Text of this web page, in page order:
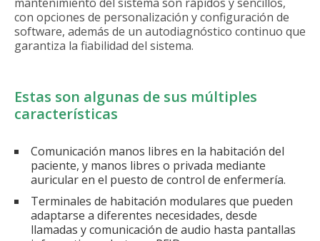
con opciones de personalización y configuración de
software, además de un autodiagnóstico continuo que
garantiza la fiabilidad del sistema.
Estas son algunas de sus múltiples
características
Comunicación manos libres en la habitación del
paciente, y manos libres o privada mediante
auricular en el puesto de control de enfermería.
Terminales de habitación modulares que pueden
adaptarse a diferentes necesidades, desde
llamadas y comunicación de audio hasta pantallas